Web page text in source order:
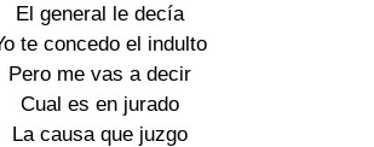
El general le decía
te concedo el indulto
Pero me vas a decir
Cual es en jurado
La causa que juzgo